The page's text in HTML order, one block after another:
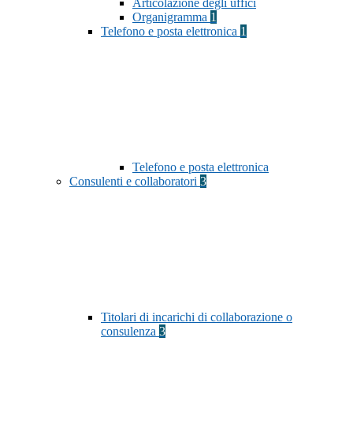
Articolazione degli uffici
Organigramma 1
Telefono e posta elettronica 1
Telefono e posta elettronica
Consulenti e collaboratori 3
Titolari di incarichi di collaborazione o
consulenza 3